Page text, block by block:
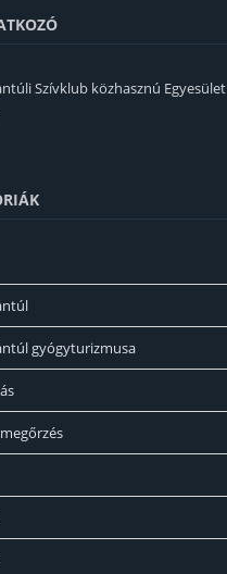
Szívklub közhasznú Egyesület
gyógyturizmusa